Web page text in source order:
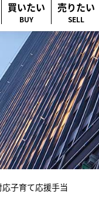
買いたい
BUY
売りたい
SELL
子育て応援手当